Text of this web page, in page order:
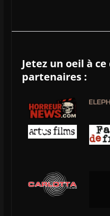
Jetez un oeil à
partenaires :